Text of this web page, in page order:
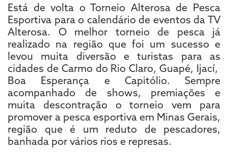
Está de volta o Torneio Alterosa de Pesca
Esportiva para o calendário de eventos da TV
Alterosa. O melhor torneio de pesca já
realizado na região que foi um sucesso e
levou muita diversão e turistas para as
cidades de Carmo do Rio Claro, Guapé, Ijací,
Boa Esperança e Capitólio. Sempre
acompanhado de shows, premiações e
muita descontração o torneio vem para
promover a pesca esportiva em Minas Gerais,
região que é um reduto de pescadores,
banhada por vários rios e represas.